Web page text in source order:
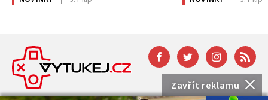
Zavřít reklamu